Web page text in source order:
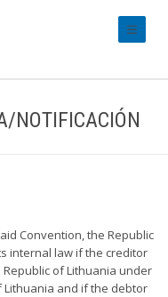
NOTIFICACIÓN
Convention, the Republic
internal law if the creditor
of Lithuania under
Lithuania and if the debtor